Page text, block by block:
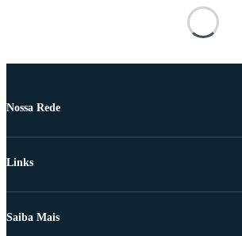
Nossa Rede
Links
Saiba Mais